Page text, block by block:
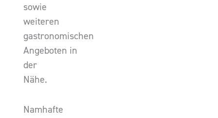
sowie
weiteren
gastronomischen
Angeboten in
der
Nähe.
Namhafte